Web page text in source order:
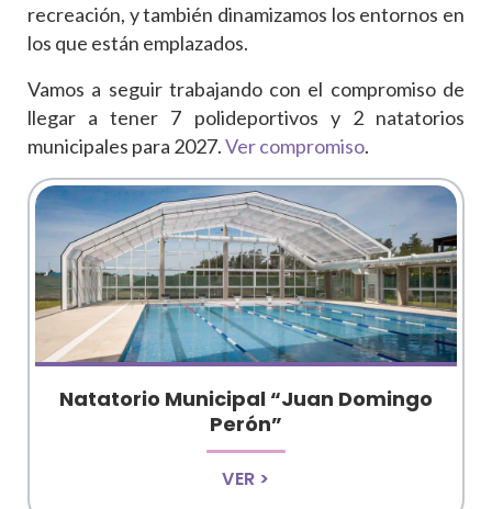
recreación, y también dinamizamos los entornos en
los que están emplazados.
Vamos a seguir trabajando con el compromiso de
llegar a tener 7 polideportivos y 2 natatorios
municipales para 2027.Ver compromiso.
Natatorio Municipal “Juan Domingo
Perón”
VER >